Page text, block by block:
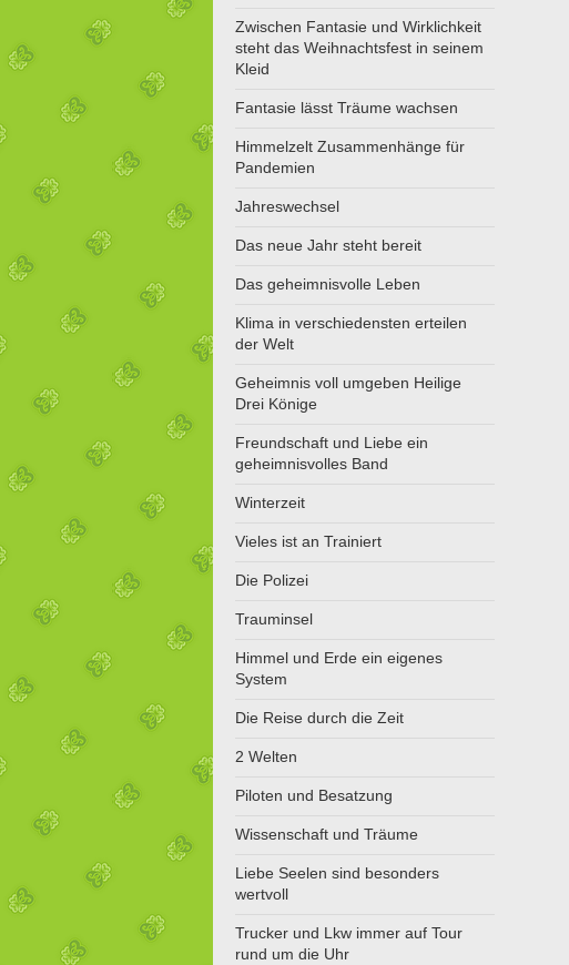
Zwischen Fantasie und Wirklichkeit
steht das Weihnachtsfest in seinem
Kleid
Fantasie lässt Träume wachsen
Himmelzelt Zusammenhänge für
Pandemien
Jahreswechsel
Das neue Jahr steht bereit
Das geheimnisvolle Leben
Klima in verschiedensten erteilen
der Welt
Geheimnis voll umgeben Heilige
Drei Könige
Freundschaft und Liebe ein
geheimnisvolles Band
Winterzeit
Vieles ist an Trainiert
Die Polizei
Trauminsel
Himmel und Erde ein eigenes
System
Die Reise durch die Zeit
2 Welten
Piloten und Besatzung
Wissenschaft und Träume
Liebe Seelen sind besonders
wertvoll
Trucker und Lkw immer auf Tour
rund um die Uhr